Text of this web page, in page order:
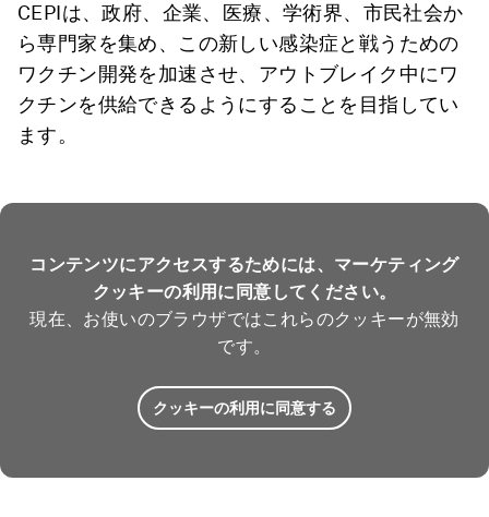
CEPIは、政府、企業、医療、学術界、市民社会か
ら専門家を集め、この新しい感染症と戦うための
ワクチン開発を加速させ、アウトブレイク中にワ
クチンを供給できるようにすることを目指してい
ます。
コンテンツにアクセスするためには、マーケティング
クッキーの利用に同意してください。
現在、お使いのブラウザではこれらのクッキーが無効
です。
クッキーの利用に同意する